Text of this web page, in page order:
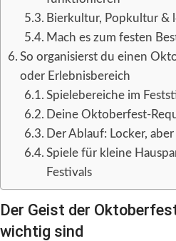
Bierkultur, Popkultur &
Mach es zum festen
So organisierst du einen
oder Erlebnisbereich
Spielebereiche im
Deine Oktoberfest-
Der Ablauf: Locker,
Spiele für kleine
Festivals
Der Geist der
wichtig sind